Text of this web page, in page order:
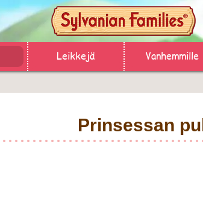
Leikkejä Vanhemmille
Prinsessan